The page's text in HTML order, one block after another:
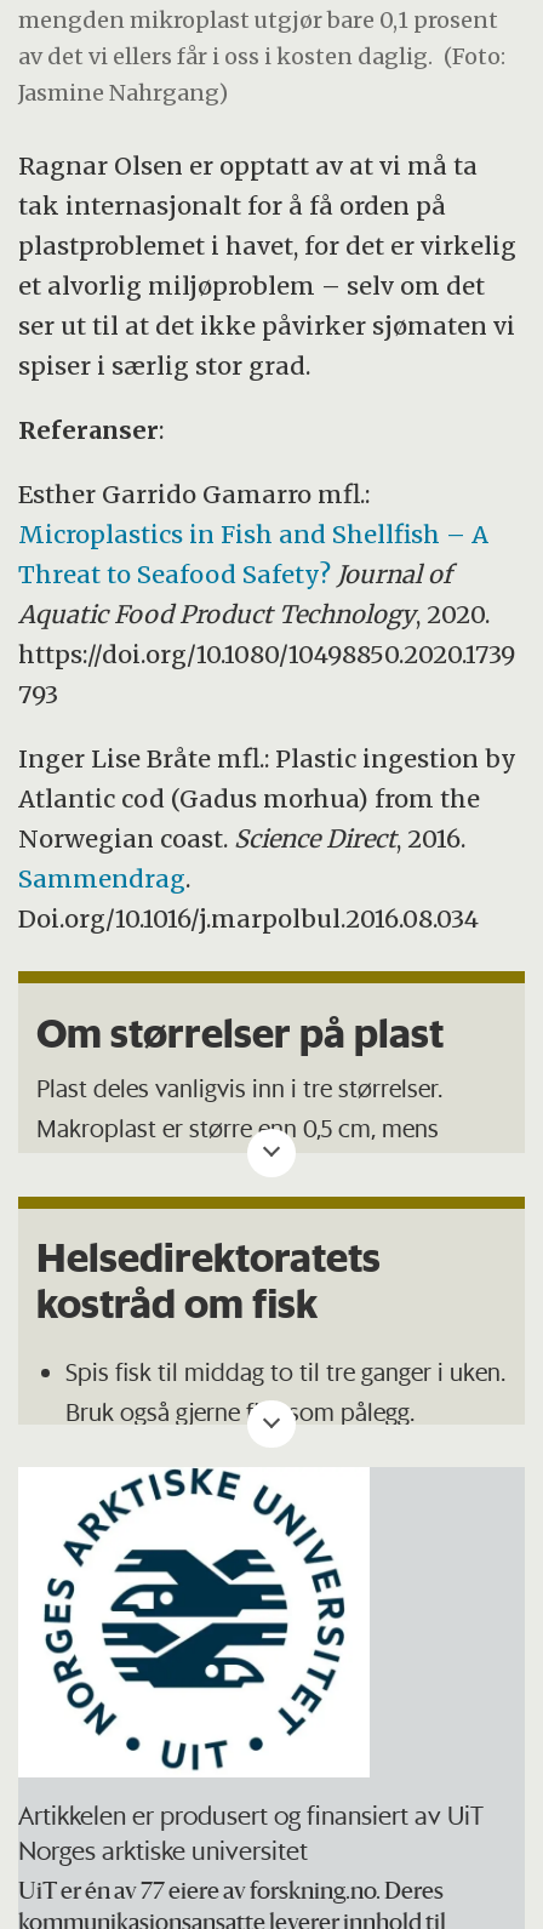
mengden mikroplast utgjør bare 0,1 prosent
av det vi ellers får i oss i kosten daglig. (Foto:
Jasmine Nahrgang)
Ragnar Olsen er opptatt av at vi må ta
tak internasjonalt for å få orden på
plastproblemet i havet, for det er virkelig
et alvorlig miljøproblem – selv om det
ser ut til at det ikke påvirker sjømaten vi
spiser i særlig stor grad.
Referanser:
Esther Garrido Gamarro mfl.:
Microplastics in Fish and Shellfish – A
Threat to Seafood Safety? Journal of
Aquatic Food Product Technology, 2020.
https://doi.org/10.1080/10498850.2020.1739
793
Inger Lise Bråte mfl.: Plastic ingestion by
Atlantic cod (Gadus morhua) from the
Norwegian coast. Science Direct, 2016.
Sammendrag.
Doi.org/10.1016/j.marpolbul.2016.08.034
Om størrelser på plast
Plast deles vanligvis inn i tre størrelser.
Makroplast er større enn 0,5 cm, mens
mikroplast klassifiseres som mindre enn 0,5
cm men større enn 0,0001 millimeter.
Plastbiter mindre enn det igjen kalles
nanoplast. Mikroplast og nanoplast i
naturen kan også stamme fra nedbrytning
av større plastmaterialer på grunn av sollys
eller fysisk slitasje.
Helsedirektoratets
kostråd om fisk
Spis fisk til middag to til tre ganger i uken.
Bruk også gjerne fisk som pålegg.
Rådet tilsvarer totalt 300-450 gram ren
fisk i uken.
Minst 200 gram bør være fet fisk som
laks, ørret, makrell eller sild.
Seks påleggsporsjoner med fisk tilsvarer
omtrent en middagsporsjon.
Velg gjerne fiskeprodukter merket med
Nøkkelhullet.
Kilde: helsedirektoratet.no
Artikkelen er produsert og finansiert av UiT
Norges arktiske universitet
UiT er én av 77 eiere av forskning.no. Deres